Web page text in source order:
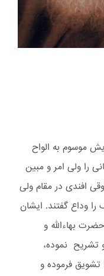
موسوم به الواح
را ولی امر و مبین
افندی در مقام ولی
عالم خاک را وداع گفتند. ایشان
بهاءالله و
تشریح نموده،
فرموده و